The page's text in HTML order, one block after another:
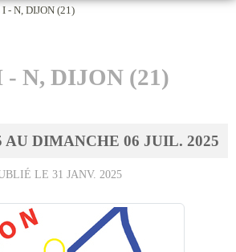
I - N, DIJON (21)
- N, DIJON (21)
AU DIMANCHE 06 JUIL. 2025
LE 31 JANV. 2025